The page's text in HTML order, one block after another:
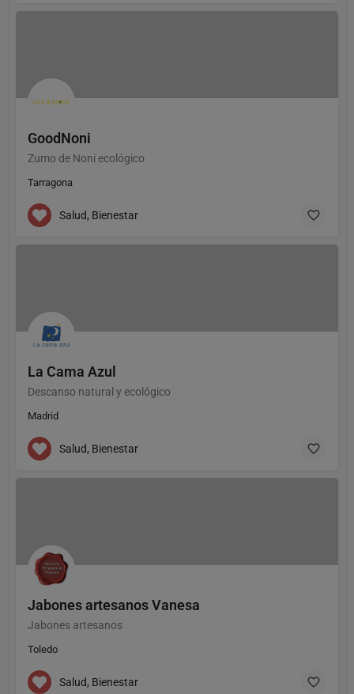
GoodNoni
Zumo de Noni ecológico
Tarragona
Salud, Bienestar
La Cama Azul
Descanso natural y ecológico
Madrid
Salud, Bienestar
Jabones artesanos Vanesa
Jabones artesanos
Toledo
Salud, Bienestar